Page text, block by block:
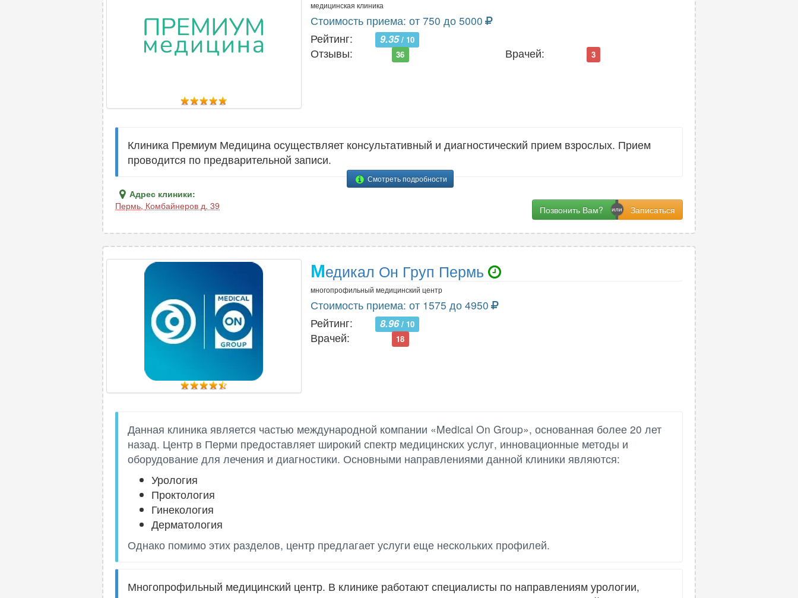
медицинская клиника
Стоимость приема: от 750 до 5000
Рейтинг:
9.35/ 10
Отзывы: 36 Врачей: 3
Клиника Премиум Медицина осуществляет консультативный и диагностический прием взрослых. Прием
проводится по предварительной записи.
Смотреть подробности
Адрес клиники:
Пермь, Комбайнеров д. 39 Позвонить Вам?
Медикал Он Груп Пермь
многопрофильный медицинский центр
Стоимость приема: от 1575 до 4950
Рейтинг:
8.96/ 10
Врачей: 18
Данная клиника является частью международной компании «Medical On Group», основанная более 20 лет
назад. Центр в Перми предоставляет широкий спектр медицинских услуг, инновационные методы и
оборудование для лечения и диагностики. Основными направлениями данной клиники являются:
Урология
Проктология
Гинекология
Дерматология
Однако помимо этих разделов, центр предлагает услуги еще нескольких профилей.
Многопрофильный медицинский центр. В клинике работают специалисты по направлениям урологии,